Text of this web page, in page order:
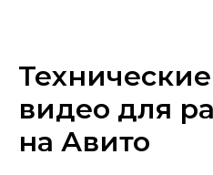
видео для
на Авито